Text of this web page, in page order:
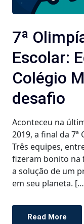
7ª
Escolar:
Colégio
desafio
Aconteceu na
2019, a final da 7ª
Três equipes,
fizeram bonito na
a solução de um
em seu planeta.
Read More